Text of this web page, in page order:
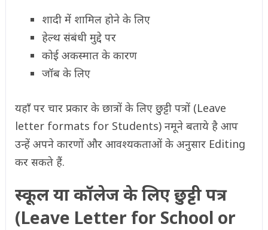
शादी में शामिल होने के लिए
हेल्थ संबंधी मुद्दे पर
कोई अकस्मात के कारण
जॉब के लिए
यहाँ पर चार प्रकार के छात्रों के लिए छुट्टी पत्रों (Leave
letter formats for Students) नमूने बताये है आप
उन्हें अपने कारणों और आवश्यकताओं के अनुसार Editing
कर सकते हैं.
स्कूल या कॉलेज के लिए छुट्टी पत्र
(Leave Letter for School or